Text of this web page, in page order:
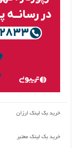
خرید بک لینک ارزان
خرید بک لینک معتبر